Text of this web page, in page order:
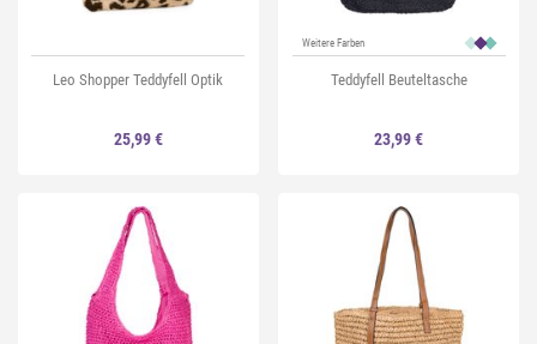
Leo Shopper Teddyfell Optik
25,99 €
Weitere Farben
Teddyfell Beuteltasche
23,99 €